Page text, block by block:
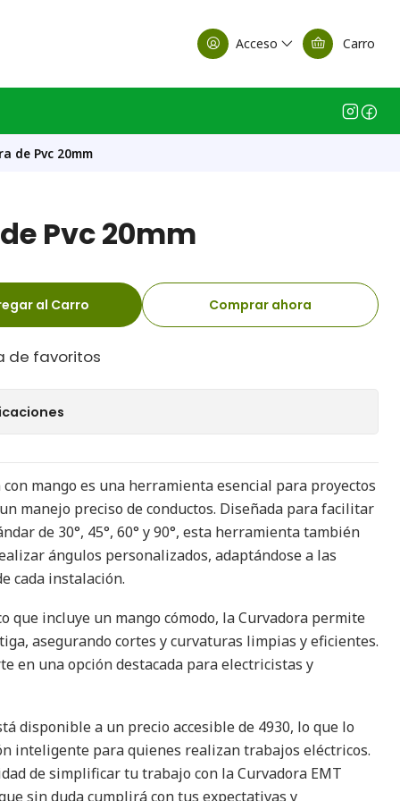
Acceso Carro
de Pvc 20mm
Pvc 20mm
al Carro Comprar ahora
de favoritos
con mango es una herramienta esencial para proyectos
manejo preciso de conductos. Diseñada para facilitar
de 30°, 45°, 60° y 90°, esta herramienta también
ángulos personalizados, adaptándose a las
cada instalación.
que incluye un mango cómodo, la Curvadora permite
asegurando cortes y curvaturas limpias y eficientes.
en una opción destacada para electricistas y
disponible a un precio accesible de 4930, lo que lo
inteligente para quienes realizan trabajos eléctricos.
de simplificar tu trabajo con la Curvadora EMT
sin duda cumplirá con tus expectativas y